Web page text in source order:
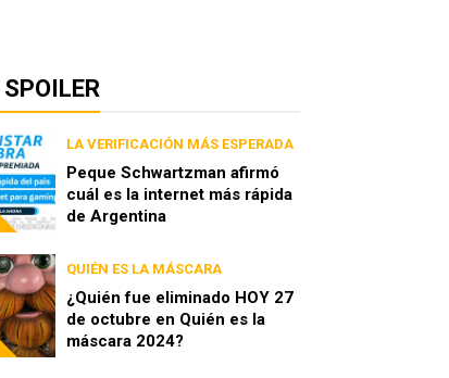
LA VERIFICACIÓN MÁS ESPERADA
Peque Schwartzman afirmó
cuál es la internet más rápida
de Argentina
QUIÉN ES LA MÁSCARA
¿Quién fue eliminado HOY 27
de octubre en Quién es la
máscara 2024?